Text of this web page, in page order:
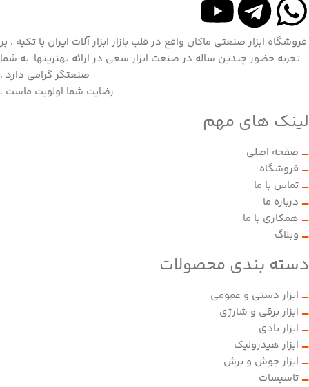
فروشگاه ابزار صنعتی ماکان واقع در قلب بازار ابزار آلات ایران با تکیه ، بر
تجربه حضور چندین ساله در صنعت ابزار سعی در ارائه بهترینها به شما
صنعتگر گرامی دارد .
رضایت شما اولویت ماست .
لینک های مهم
صفحه اصلی
فروشگاه
تماس با ما
درباره ما
همکاری با ما
وبلاگ
دسته بندی محصولات
ابزار دستی و عمومی
ابزار برقی و شارژی
ابزار بادی
ابزار هیدرولیک
ابزار جوش و برش
تاسیسات